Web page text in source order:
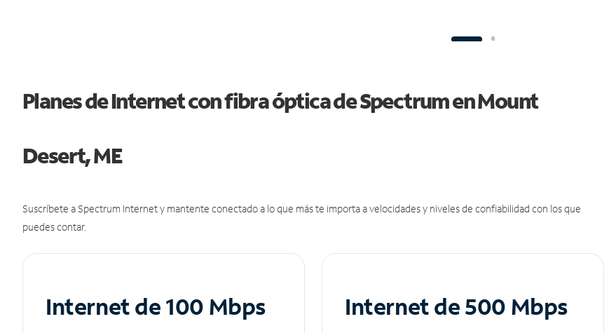
Planes de Internet con fibra óptica de Spectrum en Mount
Desert, ME
Suscríbete a Spectrum Internet y mantente conectado a lo que más te importa a velocidades y niveles de confiabilidad con los que
puedes contar.
Internet de 100 Mbps Internet de 500 Mbps